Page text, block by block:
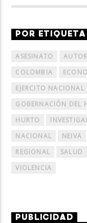
POR ETIQUETA
ASESINATO
COLOMBIA
EJERCITO NACIONAL
GOBERNACIÓN DEL
HURTO
NACIONAL
NEIVA
REGIONAL
SALUD
VIOLENCIA
PUBLICIDAD